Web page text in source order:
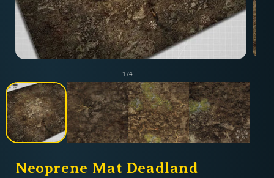
in
Modal
öffnen
1 /von
4
Neoprene Mat Deadland
Nicht-EU: kein kostenloser Versand
Lieferungen in Nicht-EU-Länder (z. B. Schweiz)
nicht im Kaufpreis oder in
den Versandkosten enthalten